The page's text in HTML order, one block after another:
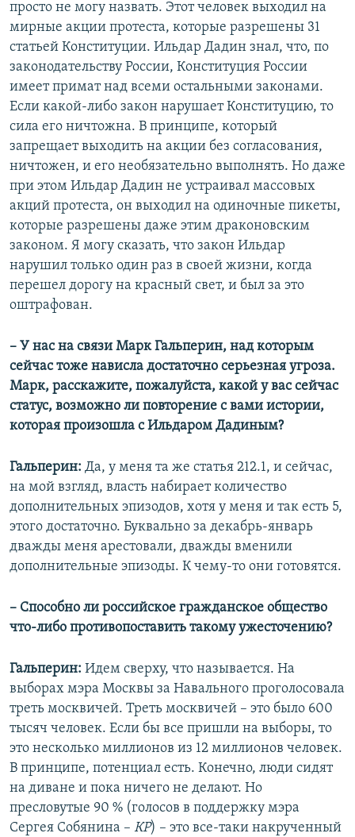
просто не могу назвать. Этот человек выходил на
мирные акции протеста, которые разрешены 31
статьей Конституции. Ильдар Дадин знал, что, по
законодательству России, Конституция России
имеет примат над всеми остальными законами.
Если какой-либо закон нарушает Конституцию, то
сила его ничтожна. В принципе, который
запрещает выходить на акции без согласования,
ничтожен, и его необязательно выполнять. Но даже
при этом Ильдар Дадин не устраивал массовых
акций протеста, он выходил на одиночные пикеты,
которые разрешены даже этим драконовским
законом. Я могу сказать, что закон Ильдар
нарушил только один раз в своей жизни, когда
перешел дорогу на красный свет, и был за это
оштрафован.
– У нас на связи Марк Гальперин, над которым
сейчас тоже нависла достаточно серьезная угроза.
Марк, расскажите, пожалуйста, какой у вас сейчас
статус, возможно ли повторение с вами истории,
которая произошла с Ильдаром Дадиным?
Гальперин: Да, у меня та же статья 212.1, и сейчас,
на мой взгляд, власть набирает количество
дополнительных эпизодов, хотя у меня и так есть 5,
этого достаточно. Буквально за декабрь-январь
дважды меня арестовали, дважды вменили
дополнительные эпизоды. К чему-то они готовятся.
– Способно ли российское гражданское общество
что-либо противопоставить такому ужесточению?
Гальперин: Идем сверху, что называется. На
выборах мэра Москвы за Навального проголосовала
треть москвичей. Треть москвичей – это было 600
тысяч человек. Если бы все пришли на выборы, то
это несколько миллионов из 12 миллионов человек.
В принципе, потенциал есть. Конечно, люди сидят
на диване и пока ничего не делают. Но
пресловутые 90 % (голосов в поддержку мэра
Сергея Собянина – КР) – это все-таки накрученный